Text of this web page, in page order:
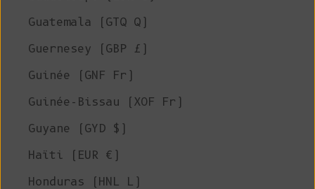
Guatemala (GTQ Q)
Guernesey (GBP £)
Guinée (GNF Fr)
Guinée-Bissau (XOF Fr)
Guyane (GYD $)
Haïti (EUR €)
Honduras (HNL L)